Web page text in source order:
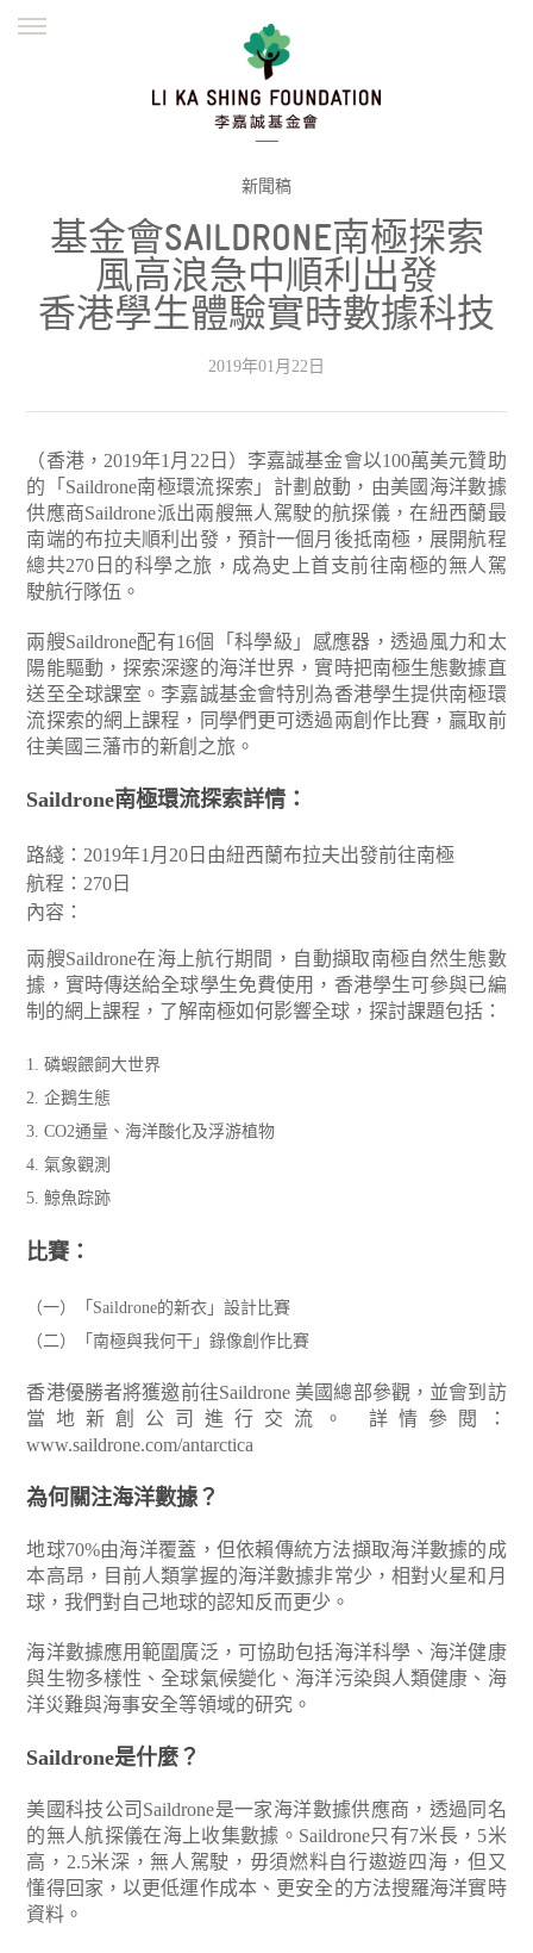
並肩同行
繁體
新聞稿
基金會SAILDRONE南極探索
風高浪急中順利出發
香港學生體驗實時數據科技
2019年01月22日
（香港，2019年1月22日）李嘉誠基金會以100萬美元贊助
的「Saildrone南極環流探索」計劃啟動，由美國海洋數據
供應商Saildrone派出兩艘無人駕駛的航探儀，在紐西蘭最
南端的布拉夫順利出發，預計一個月後抵南極，展開航程
總共270日的科學之旅，成為史上首支前往南極的無人駕
駛航行隊伍。
兩艘Saildrone配有16個「科學級」感應器，透過風力和太
陽能驅動，探索深邃的海洋世界，實時把南極生態數據直
送至全球課室。李嘉誠基金會特別為香港學生提供南極環
流探索的網上課程，同學們更可透過兩創作比賽，贏取前
往美國三藩市的新創之旅。
Saildrone南極環流探索詳情：
路綫：2019年1月20日由紐西蘭布拉夫出發前往南極
航程：270日
內容：
兩艘Saildrone在海上航行期間，自動擷取南極自然生態數
據，實時傳送給全球學生免費使用，香港學生可參與已編
制的網上課程，了解南極如何影響全球，探討課題包括：
1. 磷蝦餵飼大世界
2. 企鵝生態
3. CO2通量、海洋酸化及浮游植物
4. 氣象觀測
5. 鯨魚踪跡
比賽：
（一）「Saildrone的新衣」設計比賽
（二）「南極與我何干」錄像創作比賽
香港優勝者將獲邀前往Saildrone 美國總部參觀，並會到訪
當地新創公司進行交流。
詳情參閱：
www.saildrone.com/antarctica
為何關注海洋數據？
地球70%由海洋覆蓋，但依賴傳統方法擷取海洋數據的成
本高昂，目前人類掌握的海洋數據非常少，相對火星和月
球，我們對自己地球的認知反而更少。
海洋數據應用範圍廣泛，可協助包括海洋科學、海洋健康
與生物多樣性、全球氣候變化、海洋污染與人類健康、海
洋災難與海事安全等領域的研究。
Saildrone是什麼？
美國科技公司Saildrone是一家海洋數據供應商，透過同名
的無人航探儀在海上收集數據。Saildrone只有7米長，5米
高，2.5米深，無人駕駛，毋須燃料自行遨遊四海，但又
懂得回家，以更低運作成本、更安全的方法搜羅海洋實時
資料。